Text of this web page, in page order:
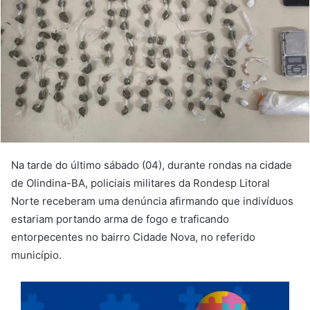
Na tarde do último sábado (04), durante rondas na cidade
de Olindina-BA, policiais militares da Rondesp Litoral
Norte receberam uma denúncia afirmando que indivíduos
estariam portando arma de fogo e traficando
entorpecentes no bairro Cidade Nova, no referido
município.